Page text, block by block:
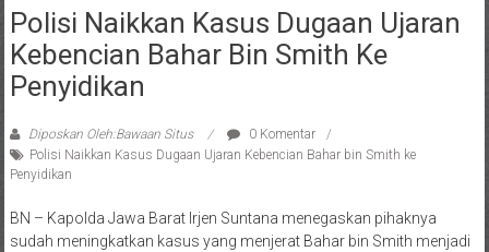
Polisi Naikkan Kasus Dugaan Ujaran
Kebencian Bahar Bin Smith Ke
Penyidikan
Diposkan Oleh:Bawaan Situs
0 Komentar
Polisi Naikkan Kasus Dugaan Ujaran Kebencian Bahar bin Smith ke
Penyidikan
BN – Kapolda Jawa Barat Irjen Suntana menegaskan pihaknya
sudah meningkatkan kasus yang menjerat Bahar bin Smith menjadi